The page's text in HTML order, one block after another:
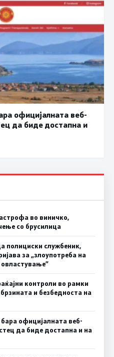
официјалната веб-
да биде достапна и
во виничко,
со брусилица
полициски службеник,
за „злоупотреба на
контроли во рамки
и безбедноста на
официјалната веб-
да биде достапна и на